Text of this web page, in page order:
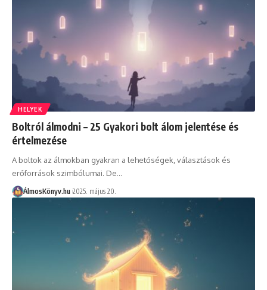
HELYEK
Boltról álmodni – 25 Gyakori bolt álom jelentése és
értelmezése
A boltok az álmokban gyakran a lehetőségek, választások és
erőforrások szimbólumai. De…
ÁlmosKönyv.hu 2025. május 20.